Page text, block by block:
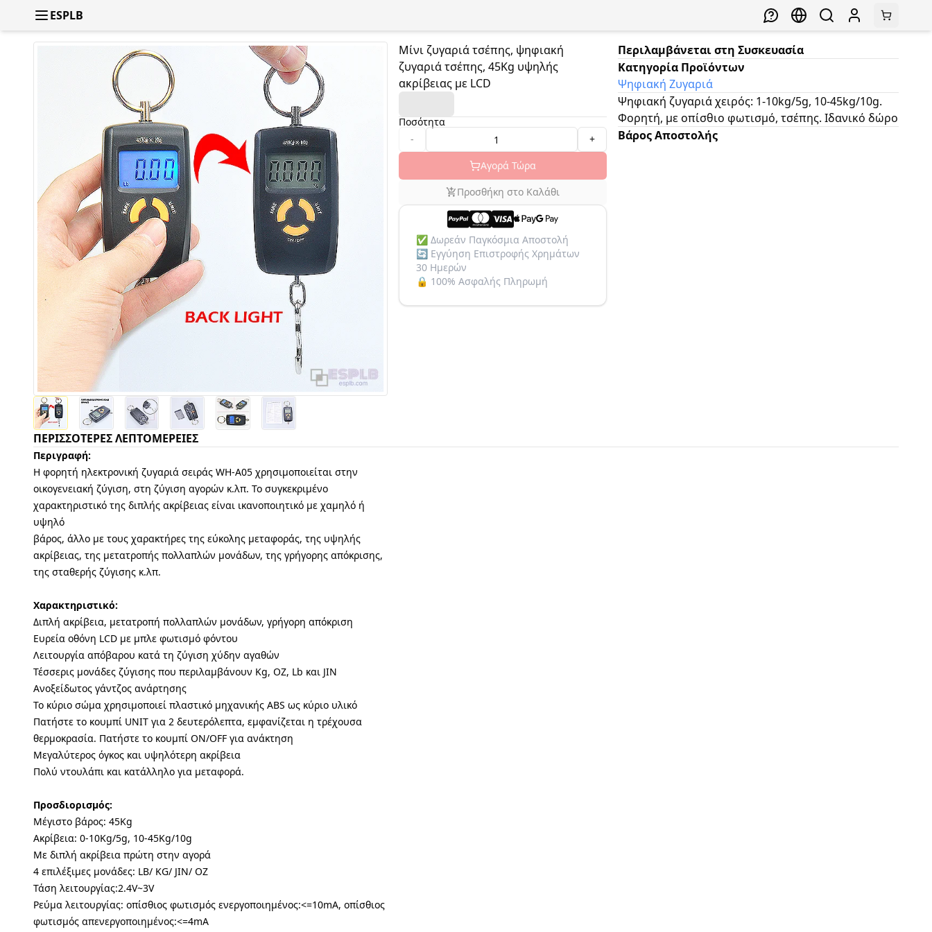
ESPLB
Μίνι ζυγαριά τσέπης, ψηφιακή
ζυγαριά τσέπης, 45Kg υψηλής
ακρίβειας με LCD
Ποσότητα
-
+
Αγορά Τώρα
Προσθήκη στο Καλάθι
✅ Δωρεάν Παγκόσμια Αποστολή
🔄 Εγγύηση Επιστροφής Χρημάτων
30 Ημερών
🔒 100% Ασφαλής Πληρωμή
Περιλαμβάνεται στη Συσκευασία
Κατηγορία Προϊόντων
Ψηφιακή Ζυγαριά
Ψηφιακή ζυγαριά χειρός: 1-10kg/5g, 10-45kg/10g.
Φορητή, με οπίσθιο φωτισμό, τσέπης. Ιδανικό δώρο
Βάρος Αποστολής
ΠΕΡΙΣΣΌΤΕΡΕΣ ΛΕΠΤΟΜΈΡΕΙΕΣ
Περιγραφή:
Η φορητή ηλεκτρονική ζυγαριά σειράς WH-A05 χρησιμοποιείται στην
οικογενειακή ζύγιση, στη ζύγιση αγορών κ.λπ. Το συγκεκριμένο
χαρακτηριστικό της διπλής ακρίβειας είναι ικανοποιητικό με χαμηλό ή
υψηλό
βάρος, άλλο με τους χαρακτήρες της εύκολης μεταφοράς, της υψηλής
ακρίβειας, της μετατροπής πολλαπλών μονάδων, της γρήγορης απόκρισης,
της σταθερής ζύγισης κ.λπ.
Χαρακτηριστικό:
Διπλή ακρίβεια, μετατροπή πολλαπλών μονάδων, γρήγορη απόκριση
Ευρεία οθόνη LCD με μπλε φωτισμό φόντου
Λειτουργία απόβαρου κατά τη ζύγιση χύδην αγαθών
Τέσσερις μονάδες ζύγισης που περιλαμβάνουν Kg, OZ, Lb και JIN
Ανοξείδωτος γάντζος ανάρτησης
Το κύριο σώμα χρησιμοποιεί πλαστικό μηχανικής ABS ως κύριο υλικό
Πατήστε το κουμπί UNIT για 2 δευτερόλεπτα, εμφανίζεται η τρέχουσα
θερμοκρασία. Πατήστε το κουμπί ON/OFF για ανάκτηση
Μεγαλύτερος όγκος και υψηλότερη ακρίβεια
Πολύ ντουλάπι και κατάλληλο για μεταφορά.
Προσδιορισμός:
Μέγιστο βάρος: 45Kg
Ακρίβεια: 0-10Kg/5g, 10-45Kg/10g
Με διπλή ακρίβεια πρώτη στην αγορά
4 επιλέξιμες μονάδες: LB/ KG/ JIN/ OZ
Τάση λειτουργίας:2.4V~3V
Ρεύμα λειτουργίας: οπίσθιος φωτισμός ενεργοποιημένος:<=10mA, οπίσθιος
φωτισμός απενεργοποιημένος:<=4mA